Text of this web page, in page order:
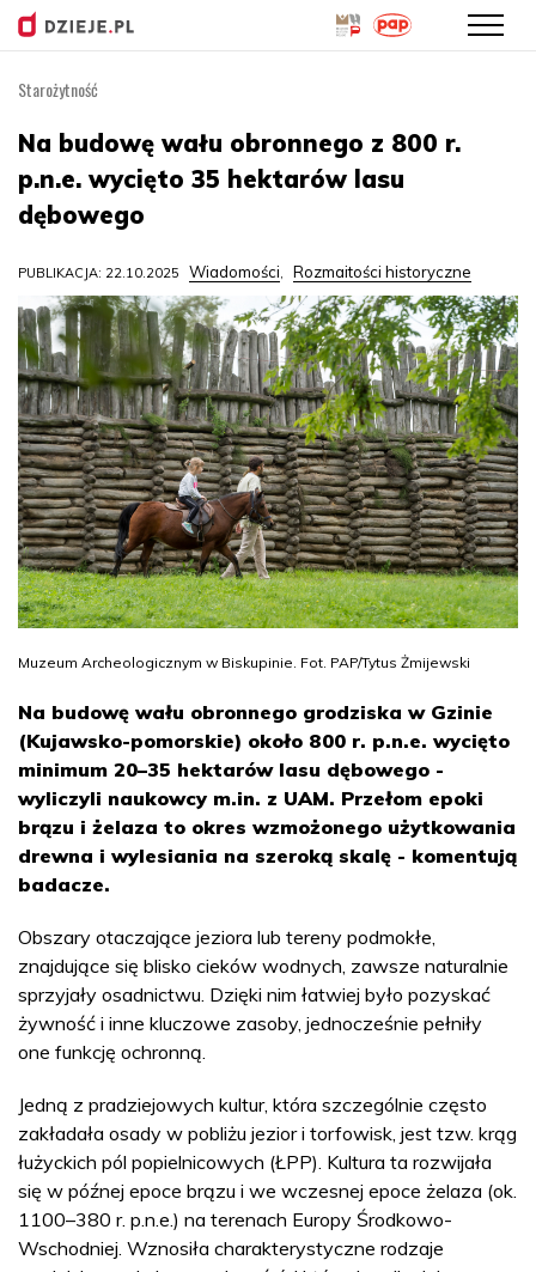
treści
Starożytność
Na budowę wału obronnego z 800 r.
p.n.e. wycięto 35 hektarów lasu
dębowego
PUBLIKACJA: 22.10.2025 Wiadomości, Rozmaitości historyczne
Muzeum Archeologicznym w Biskupinie. Fot. PAP/Tytus Żmijewski
Na budowę wału obronnego grodziska w Gzinie
(Kujawsko-pomorskie) około 800 r. p.n.e. wycięto
minimum 20–35 hektarów lasu dębowego -
wyliczyli naukowcy m.in. z UAM. Przełom epoki
brązu i żelaza to okres wzmożonego użytkowania
drewna i wylesiania na szeroką skalę - komentują
badacze.
Obszary otaczające jeziora lub tereny podmokłe,
znajdujące się blisko cieków wodnych, zawsze naturalnie
sprzyjały osadnictwu. Dzięki nim łatwiej było pozyskać
żywność i inne kluczowe zasoby, jednocześnie pełniły
one funkcję ochronną.
Jedną z pradziejowych kultur, która szczególnie często
zakładała osady w pobliżu jezior i torfowisk, jest tzw. krąg
łużyckich pól popielnicowych (ŁPP). Kultura ta rozwijała
się w późnej epoce brązu i we wczesnej epoce żelaza (ok.
1100–380 r. p.n.e.) na terenach Europy Środkowo-
Wschodniej. Wznosiła charakterystyczne rodzaje